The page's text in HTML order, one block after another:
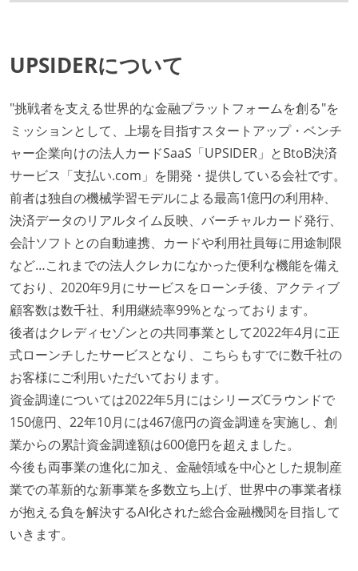
UPSIDERについて
"挑戦者を支える世界的な金融プラットフォームを創る"を
ミッションとして、上場を目指すスタートアップ・ベンチ
ャー企業向けの法人カードSaaS「UPSIDER」とBtoB決済
サービス「支払い.com」を開発・提供している会社です。
前者は独自の機械学習モデルによる最高1億円の利用枠、
決済データのリアルタイム反映、バーチャルカード発行、
会計ソフトとの自動連携、カードや利用社員毎に用途制限
など…これまでの法人クレカになかった便利な機能を備え
ており、2020年9月にサービスをローンチ後、アクティブ
顧客数は数千社、利用継続率99%となっております。
後者はクレディセゾンとの共同事業として2022年4月に正
式ローンチしたサービスとなり、こちらもすでに数千社の
お客様にご利用いただいております。
資金調達については2022年5月にはシリーズCラウンドで
150億円、22年10月には467億円の資金調達を実施し、創
業からの累計資金調達額は600億円を超えました。
今後も両事業の進化に加え、金融領域を中心とした規制産
業での革新的な新事業を多数立ち上げ、世界中の事業者様
が抱える負を解決するAI化された総合金融機関を目指して
いきます。